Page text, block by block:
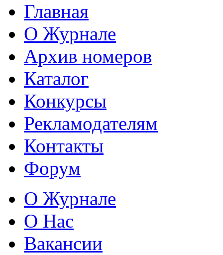
Главная
О Журнале
Архив номеров
Каталог
Конкурсы
Рекламодателям
Контакты
Форум
О Журнале
О Нас
Вакансии